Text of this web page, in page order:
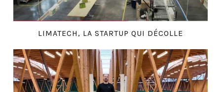
LIMATECH, LA STARTUP QUI DÉCOLLE